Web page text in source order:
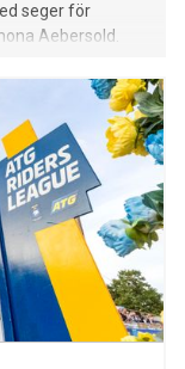
seger för
Aebersold.
Lysell knep
von
svenska i